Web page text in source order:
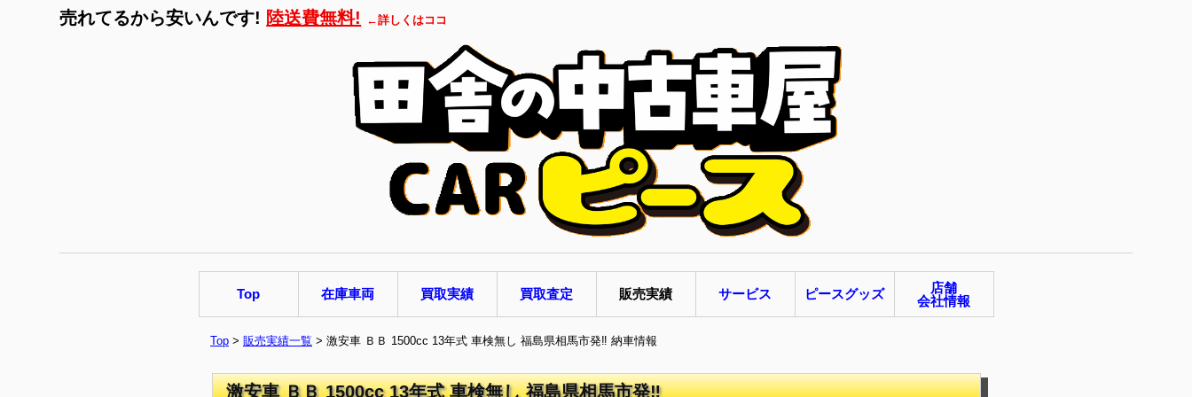
売れてるから安いんです! 陸送費無料! ←詳しくはココ
Top 在庫車両 買取実績 買取査定 販売実績 サービス ピースグッズ
店舗
会社情報
Top > 販売実績一覧 > 激安車 ＢＢ 1500cc 13年式 車検無し 福島県相馬市発‼ 納車情報
激安車 ＢＢ 1500cc 13年式 車検無し 福島県相馬市発‼